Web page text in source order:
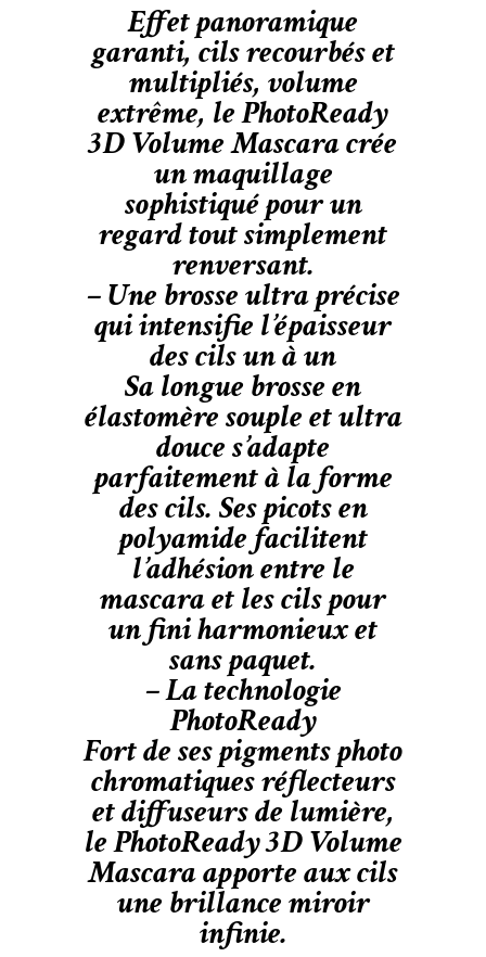
Effet panoramique
garanti, cils recourbés et
multipliés, volume
extrême, le PhotoReady
3D Volume Mascara crée
un maquillage
sophistiqué pour un
regard tout simplement
renversant.
– Une brosse ultra précise
qui intensifie l’épaisseur
des cils un à un
Sa longue brosse en
élastomère souple et ultra
douce s’adapte
parfaitement à la forme
des cils. Ses picots en
polyamide facilitent
l’adhésion entre le
mascara et les cils pour
un fini harmonieux et
sans paquet.
– La technologie
PhotoReady
Fort de ses pigments photo
chromatiques réflecteurs
et diffuseurs de lumière,
le PhotoReady 3D Volume
Mascara apporte aux cils
une brillance miroir
infinie.